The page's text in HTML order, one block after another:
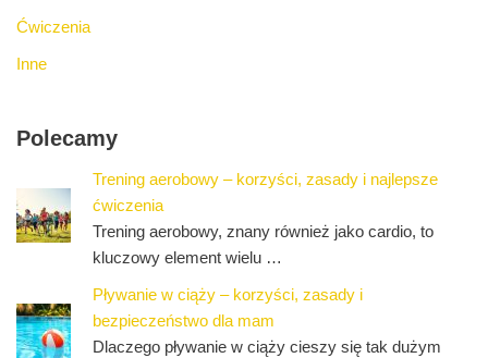
Ćwiczenia
Inne
Polecamy
Trening aerobowy – korzyści, zasady i najlepsze
ćwiczenia
Trening aerobowy, znany również jako cardio, to
kluczowy element wielu …
Pływanie w ciąży – korzyści, zasady i
bezpieczeństwo dla mam
Dlaczego pływanie w ciąży cieszy się tak dużym